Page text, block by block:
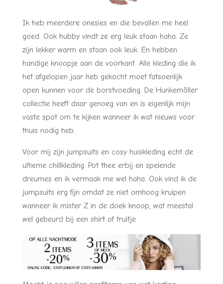
Ik heb meerdere onesies en die bevallen me heel
goed. Ook hubby vindt ze erg leuk staan haha. Ze
zijn lekker warm en staan ook leuk. En hebben
handige knoopje aan de voorkant. Alle kleding die ik
het afgelopen jaar heb gekocht moet fatsoenlijk
open kunnen voor de borstvoeding. De Hunkemöller
collectie heeft daar genoeg van en is eigenlijk mijn
vaste spot om te kijken wanneer ik wat nieuws voor
thuis nodig heb.
Voor mij zijn jumpsuits en cosy huiskleding echt de
ultieme chillkleding. Pot thee erbij en spelende
dreumes en ik vermaak me wel haha. Ook vind ik de
jumpsuits erg fijn omdat ze niet omhoog kruipen
wanneer ik mister Z in de doek knoop, wat meestal
wel gebeurd bij een shirt of truitje.